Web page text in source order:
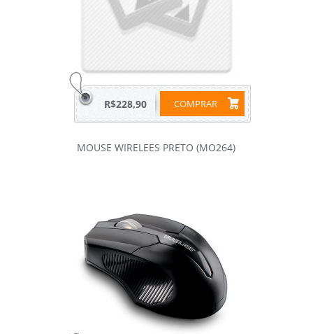
COMPRAR
R$228,90
MOUSE WIRELEES PRETO (MO264)